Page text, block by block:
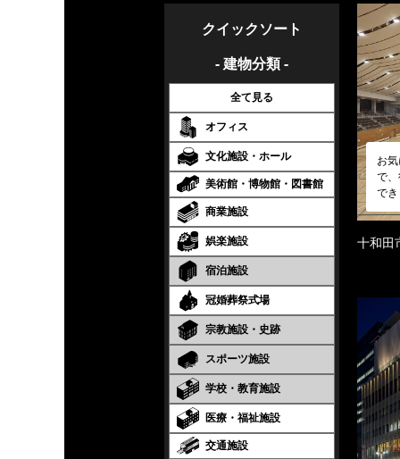
クイックソート
- 建物分類 -
全て見る
オフィス
文化施設・ホール
美術館・博物館・図書館
商業施設
娯楽施設
宿泊施設
冠婚葬祭式場
宗教施設・史跡
スポーツ施設
学校・教育施設
医療・福祉施設
交通施設
お
で
で
十和田